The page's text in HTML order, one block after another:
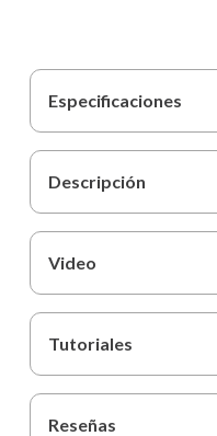
Especificaciones
Descripción
Video
Tutoriales
Reseñas